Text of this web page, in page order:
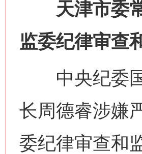
天津市委常
监委纪律审查
中央纪委国
长周德睿涉嫌
委纪律审查和